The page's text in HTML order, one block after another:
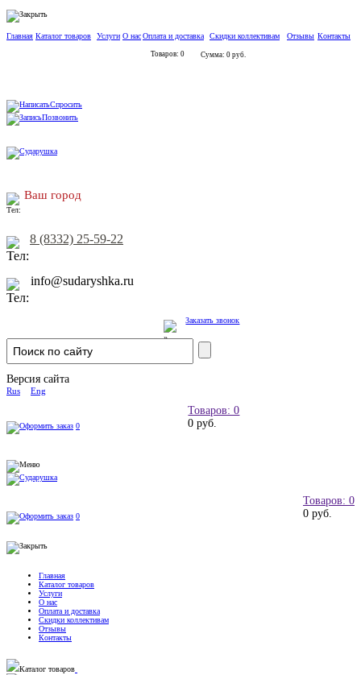
Главная Каталог товаров Услуги О насОплата и доставка Скидки коллективам Отзывы Контакты
Товаров: 0 Сумма: 0 руб.
Спросить
Позвонить
Ваш город
8 (8332) 25-59-22
info@sudaryshka.ru
Заказать звонок
Версия сайта
Rus Eng
Товаров: 0
0 руб.
0
Товаров: 0
0 руб.
0
Главная
Каталог товаров
Услуги
О нас
Оплата и доставка
Скидки коллективам
Отзывы
Контакты
Каталог товаров